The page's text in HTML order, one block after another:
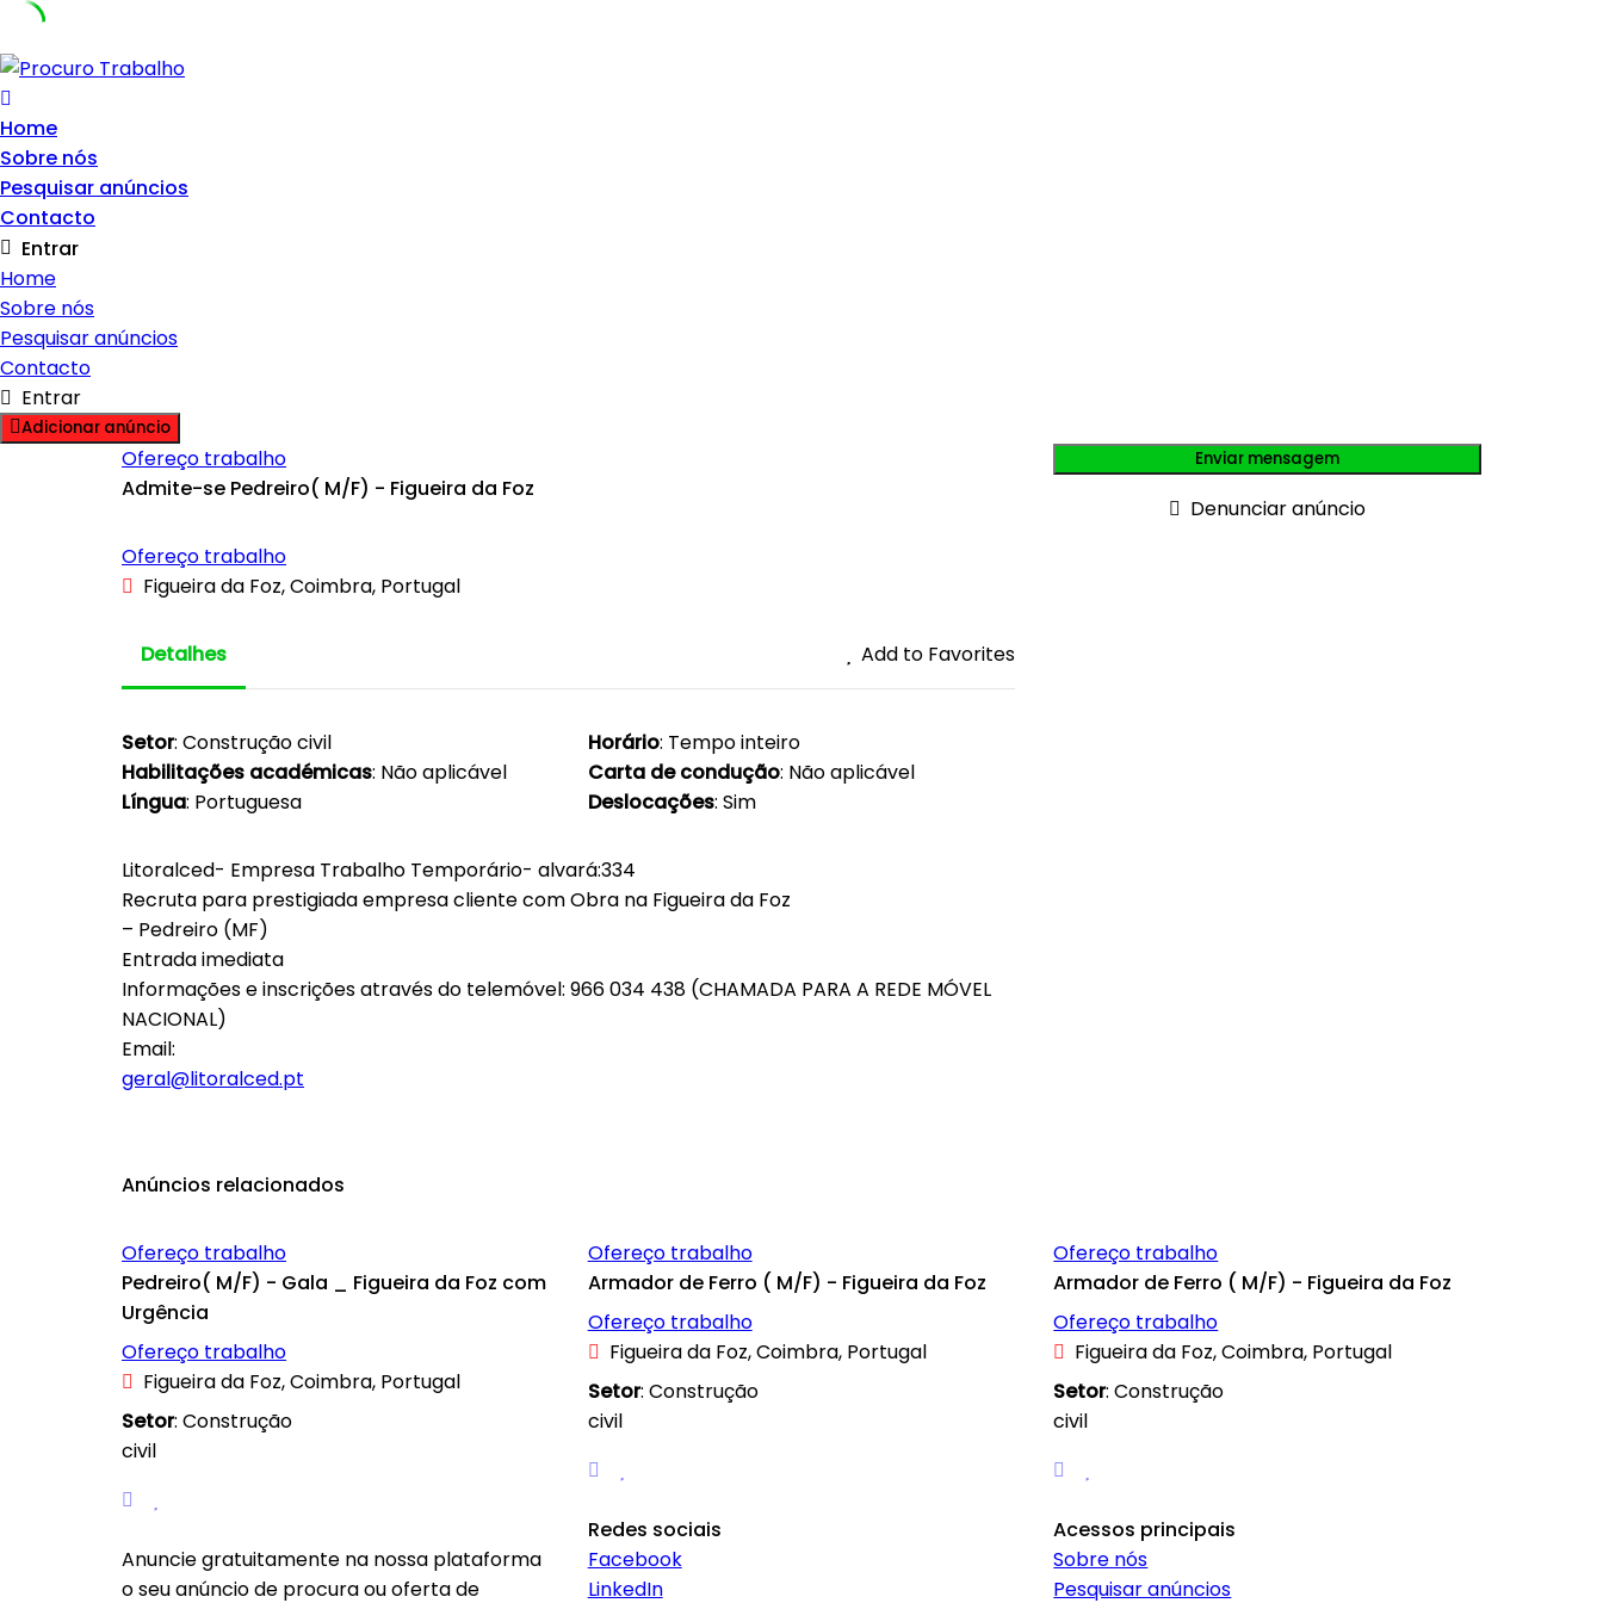
Skip
to
content
Home
Sobre nós
Pesquisar anúncios
Contacto
Entrar
Home
Sobre nós
Pesquisar anúncios
Contacto
Entrar
Adicionar anúncio
Ofereço trabalho
Admite-se Pedreiro( M/F) - Figueira da Foz
Ofereço trabalho
Figueira da Foz, Coimbra, Portugal
Detalhes Add to Favorites
Setor: Construção civil Horário: Tempo inteiro
Habilitações académicas: Não aplicável Carta de condução: Não aplicável
Língua: Portuguesa Deslocações: Sim
Litoralced- Empresa Trabalho Temporário- alvará:334
Recruta para prestigiada empresa cliente com Obra na Figueira da Foz
– Pedreiro (MF)
Entrada imediata
Informações e inscrições através do telemóvel: 966 034 438 (CHAMADA PARA A REDE MÓVEL
NACIONAL)
Email:
geral@litoralced.pt
Enviar mensagem
Denunciar anúncio
Anúncios relacionados
Ofereço trabalho
Pedreiro( M/F) - Gala _ Figueira da Foz com
Urgência
Ofereço trabalho
Figueira da Foz, Coimbra, Portugal
Setor: Construção
civil
Ofereço trabalho
Armador de Ferro ( M/F) - Figueira da Foz
Ofereço trabalho
Figueira da Foz, Coimbra, Portugal
Setor: Construção
civil
Ofereço trabalho
Armador de Ferro ( M/F) - Figueira da Foz
Ofereço trabalho
Figueira da Foz, Coimbra, Portugal
Setor: Construção
civil
Anuncie gratuitamente na nossa plataforma
o seu anúncio de procura ou oferta de
Redes sociais
Facebook
LinkedIn
Acessos principais
Sobre nós
Pesquisar anúncios